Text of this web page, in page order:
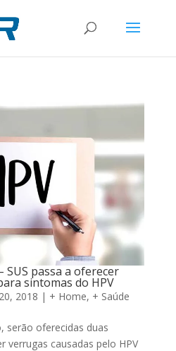
SUS passa a oferecer
sintomas do HPV
2018 | + Home, + Saúde
serão oferecidas duas
verrugas causadas pelo HPV